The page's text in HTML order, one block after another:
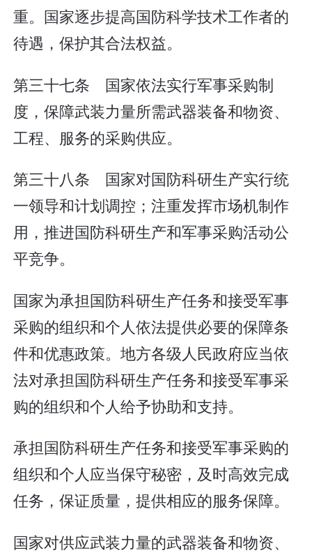
重。国家逐步提高国防科学技术工作者的
待遇，保护其合法权益。
第三十七条 国家依法实行军事采购制
度，保障武装力量所需武器装备和物资、
工程、服务的采购供应。
第三十八条 国家对国防科研生产实行统
一领导和计划调控；注重发挥市场机制作
用，推进国防科研生产和军事采购活动公
平竞争。
国家为承担国防科研生产任务和接受军事
采购的组织和个人依法提供必要的保障条
件和优惠政策。地方各级人民政府应当依
法对承担国防科研生产任务和接受军事采
购的组织和个人给予协助和支持。
承担国防科研生产任务和接受军事采购的
组织和个人应当保守秘密，及时高效完成
任务，保证质量，提供相应的服务保障。
国家对供应武装力量的武器装备和物资、